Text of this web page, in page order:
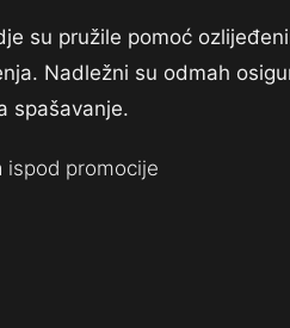
su pružile pomoć
Nadležni su odmah
spašavanje.
ispod promocije